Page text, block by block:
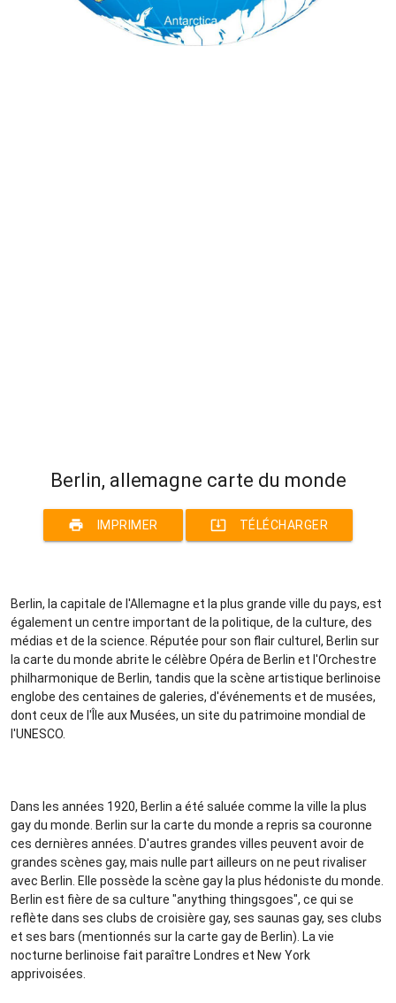
Berlin, allemagne carte du monde
print IMPRIMER system_update_alt TÉLÉCHARGER
Berlin, la capitale de l'Allemagne et la plus grande ville du pays, est
également un centre important de la politique, de la culture, des
médias et de la science. Réputée pour son flair culturel, Berlin sur
la carte du monde abrite le célèbre Opéra de Berlin et l'Orchestre
philharmonique de Berlin, tandis que la scène artistique berlinoise
englobe des centaines de galeries, d'événements et de musées,
dont ceux de l'Île aux Musées, un site du patrimoine mondial de
l'UNESCO.
Dans les années 1920, Berlin a été saluée comme la ville la plus
gay du monde. Berlin sur la carte du monde a repris sa couronne
ces dernières années. D'autres grandes villes peuvent avoir de
grandes scènes gay, mais nulle part ailleurs on ne peut rivaliser
avec Berlin. Elle possède la scène gay la plus hédoniste du monde.
Berlin est fière de sa culture "anything thingsgoes", ce qui se
reflète dans ses clubs de croisière gay, ses saunas gay, ses clubs
et ses bars (mentionnés sur la carte gay de Berlin). La vie
nocturne berlinoise fait paraître Londres et New York
apprivoisées.